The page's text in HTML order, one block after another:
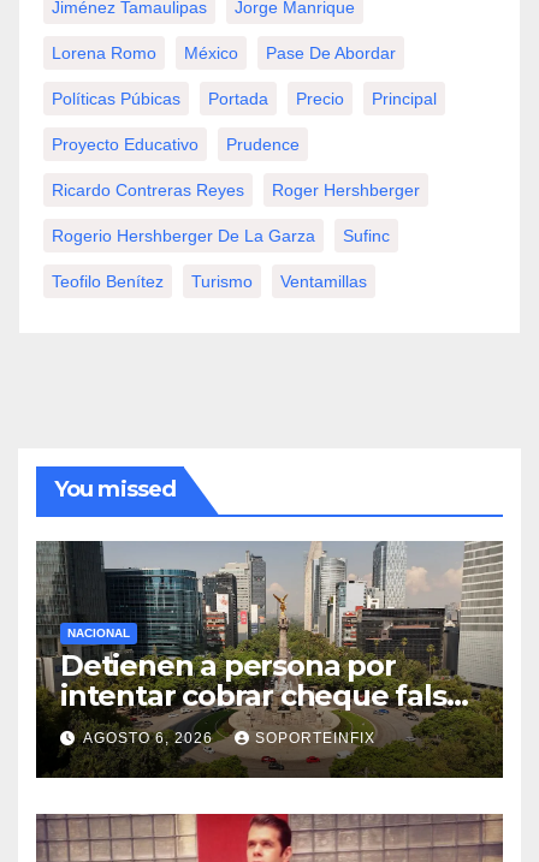
Jiménez Tamaulipas Jorge Manrique
Lorena Romo México Pase De Abordar
Políticas Púbicas Portada Precio Principal
Proyecto Educativo Prudence
Ricardo Contreras Reyes Roger Hershberger
Rogerio Hershberger De La Garza Sufinc
Teofilo Benítez Turismo Ventamillas
You missed
NACIONAL
Detienen a persona por
intentar cobrar cheque falso
de 420,000 pesos en CDMX
AGOSTO 6, 2026 SOPORTEINFIX